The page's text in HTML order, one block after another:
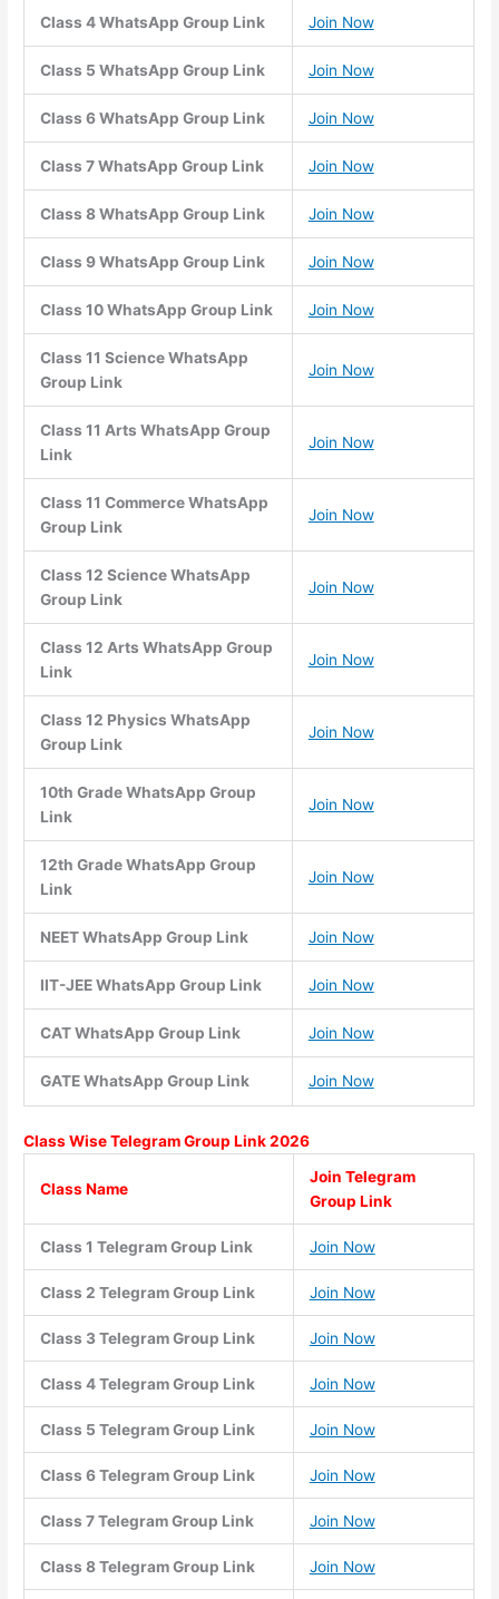
Class 4 WhatsApp Group Link Join Now
Class 5 WhatsApp Group Link Join Now
Class 6 WhatsApp Group Link Join Now
Class 7 WhatsApp Group Link Join Now
Class 8 WhatsApp Group Link Join Now
Class 9 WhatsApp Group Link Join Now
Class 10 WhatsApp Group Link Join Now
Class 11 Science WhatsApp
Group Link
Join Now
Class 11 Arts WhatsApp Group
Link
Join Now
Class 11 Commerce WhatsApp
Group Link
Join Now
Class 12 Science WhatsApp
Group Link
Join Now
Class 12 Arts WhatsApp Group
Link
Join Now
Class 12 Physics WhatsApp
Group Link
Join Now
10th Grade WhatsApp Group
Link
Join Now
12th Grade WhatsApp Group
Link
Join Now
NEET WhatsApp Group Link Join Now
IIT-JEE WhatsApp Group Link Join Now
CAT WhatsApp Group Link Join Now
GATE WhatsApp Group Link Join Now
Class WiseTelegram Group Link 2026
Class Name
Join Telegram
Group Link
Class 1 Telegram Group Link Join Now
Class 2 Telegram Group Link Join Now
Class 3 Telegram Group Link Join Now
Class 4 Telegram Group Link Join Now
Class 5 Telegram Group Link Join Now
Class 6 Telegram Group Link Join Now
Class 7 Telegram Group Link Join Now
Class 8 Telegram Group Link Join Now